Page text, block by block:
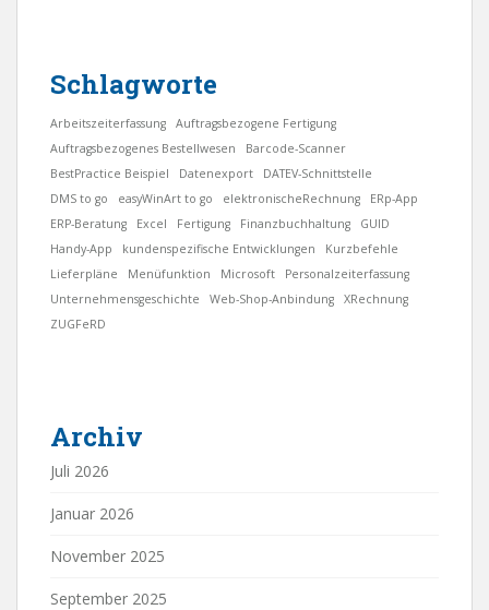
Schlagworte
Arbeitszeiterfassung
Auftragsbezogene Fertigung
Auftragsbezogenes Bestellwesen
Barcode-Scanner
BestPractice Beispiel
Datenexport
DATEV-Schnittstelle
DMS to go
easyWinArt to go elektronischeRechnung
ERp-App
ERP-Beratung
Excel Fertigung Finanzbuchhaltung
GUID
Handy-App
kundenspezifische Entwicklungen
Kurzbefehle
Lieferpläne
Menüfunktion Microsoft
Personalzeiterfassung
Unternehmensgeschichte
Web-Shop-Anbindung
XRechnung
ZUGFeRD
Archiv
Juli 2026
Januar 2026
November 2025
September 2025